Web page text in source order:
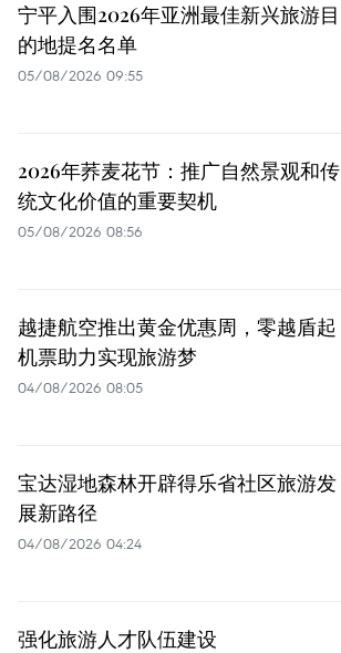
宁平入围2026年亚洲最佳新兴旅游目
的地提名名单
05/08/2026 09:55
2026年荞麦花节：推广自然景观和传
统文化价值的重要契机
05/08/2026 08:56
越捷航空推出黄金优惠周，零越盾起
机票助力实现旅游梦
04/08/2026 08:05
宝达湿地森林开辟得乐省社区旅游发
展新路径
04/08/2026 04:24
强化旅游人才队伍建设